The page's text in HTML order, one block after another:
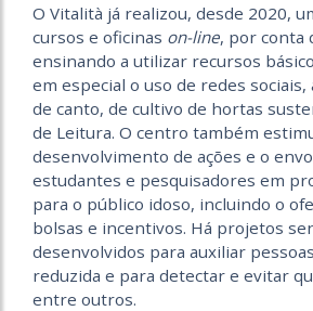
O Vitalità já realizou, desde 2020,
cursos e oficinas on-line, por conta
ensinando a utilizar recursos
em especial o uso de redes sociais,
de canto, de cultivo de hortas
de Leitura. O centro também
desenvolvimento de ações e o
estudantes e pesquisadores em
para o público idoso, incluindo o
bolsas e incentivos. Há projetos
desenvolvidos para auxiliar
reduzida e para detectar e evitar
entre outros.